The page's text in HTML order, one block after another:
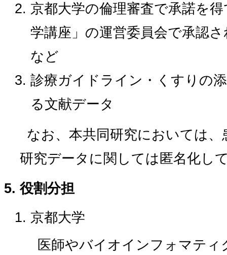
京都大学の倫理審査で承諾を
学講座」の運営委員会で承認
など
診療ガイドライン・くすりの
る文献データ
なお、本共同研究においては
研究データに関しては匿名化し
役割分担
京都大学
医師やバイオインフォマティ